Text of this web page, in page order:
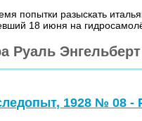
попытки разыскать
18 июня на
Руаль
1928 № 08 -